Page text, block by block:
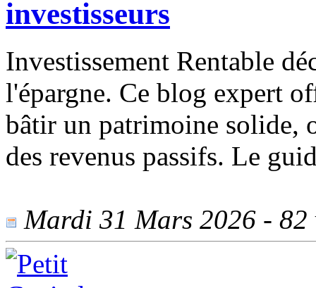
investisseurs
Investissement Rentable
l'épargne. Ce blog expert
bâtir un patrimoine solide,
des revenus passifs. Le
Mardi 31 Mars 2026 - 82